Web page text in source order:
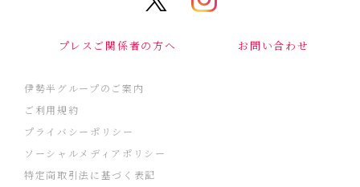
プレスご関係者の方へ お問い合わせ
伊勢半グループのご案内
ご利用規約
プライバシーポリシー
ソーシャルメディアポリシー
特定商取引法に基づく表記